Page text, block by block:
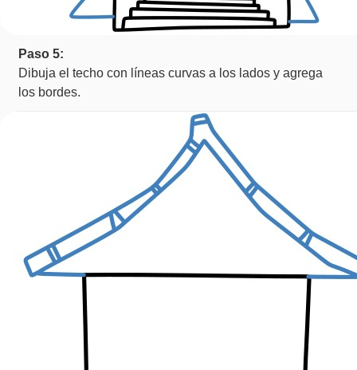
Paso 5:
Dibuja el techo con líneas curvas a los lados y agrega
los bordes.